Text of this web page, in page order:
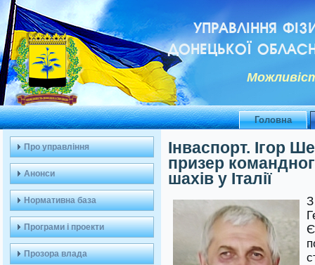
УПРАВЛІННЯ
ДОНЕЦЬКОЇ
Головна
Про управління
Анонси
Нормативна база
Програми і проекти
Прозора влада
Інваспорт. Ігор
призер
шахів у Італії
З